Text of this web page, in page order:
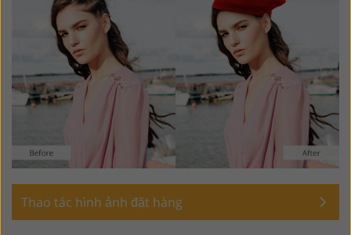
Thao tác hình ảnh đặt hàng